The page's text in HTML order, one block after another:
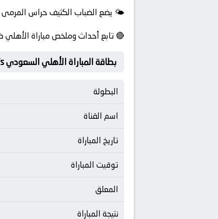
🌤️ يضع الضباب الكثيف حراس المرمى
🔴 تابع أحداث وملخص مباراة الأهلي
بطاقة المباراة الأهلي السعودي Vs الترجي
البطولة
اسم القناة
تاريخ المباراة
توقيت المباراة
المعلق
نتيجة المباراة